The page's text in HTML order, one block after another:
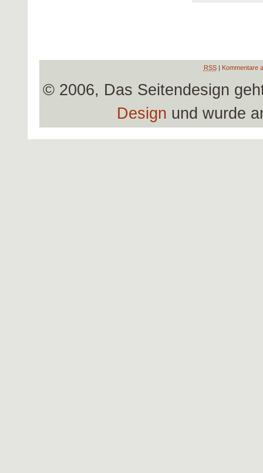
RSS| Kommentare
© 2006, Das Seitendesign
Design und wurde